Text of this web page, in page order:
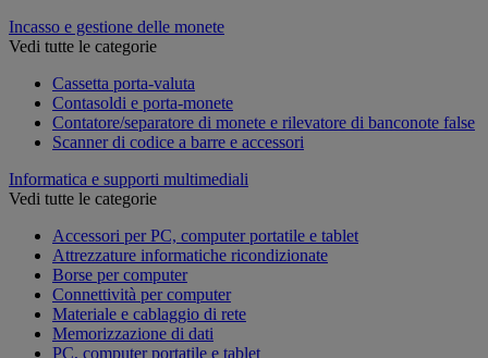
Incasso e gestione delle monete
Vedi tutte le categorie
Cassetta porta-valuta
Contasoldi e porta-monete
Contatore/separatore di monete e rilevatore di banconote false
Scanner di codice a barre e accessori
Informatica e supporti multimediali
Vedi tutte le categorie
Accessori per PC, computer portatile e tablet
Attrezzature informatiche ricondizionate
Borse per computer
Connettività per computer
Materiale e cablaggio di rete
Memorizzazione di dati
PC, computer portatile e tablet